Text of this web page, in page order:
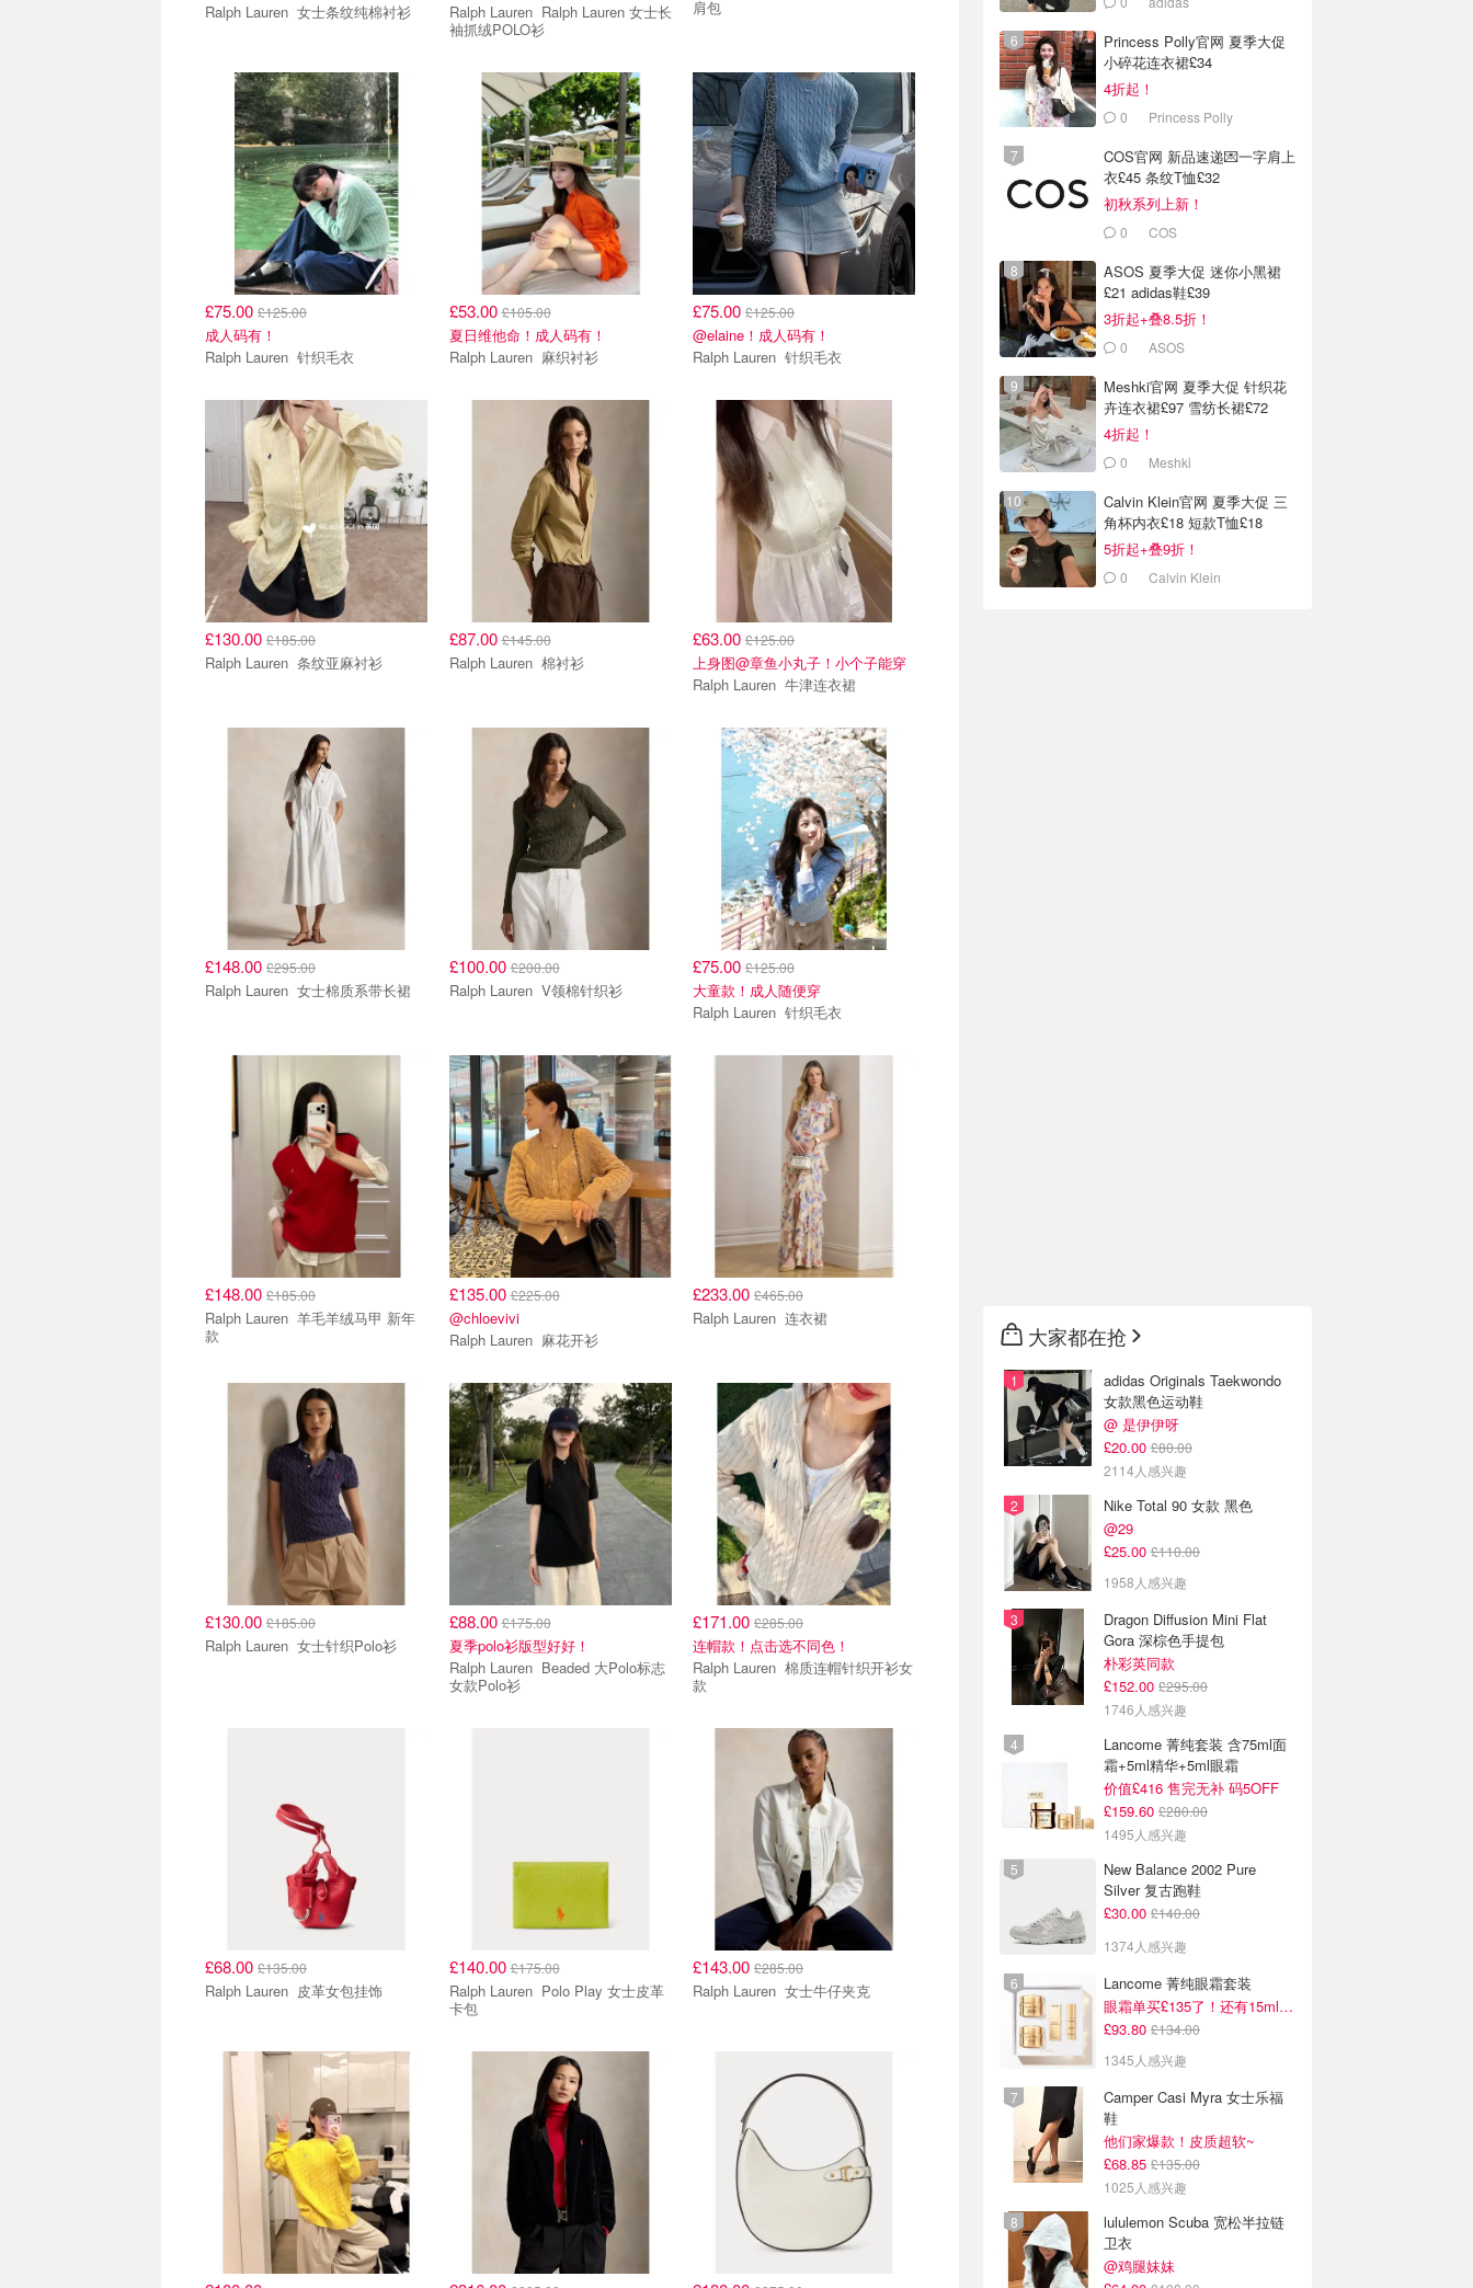
Ralph Lauren 女士条纹纯棉衬衫
Ralph Lauren Ralph Lauren 女士长
袖抓绒POLO衫
肩包
£75.00 £125.00
成人码有！
Ralph Lauren 针织毛衣
£53.00£105.00
夏日维他命！成人码有！
Ralph Lauren 麻织衬衫
£75.00 £125.00
@elaine！成人码有！
Ralph Lauren 针织毛衣
£130.00 £185.00
Ralph Lauren 条纹亚麻衬衫
£87.00£145.00
Ralph Lauren 棉衬衫
£63.00 £125.00
上身图@章鱼小丸子！小个子能穿
Ralph Lauren 牛津连衣裙
£148.00 £295.00
Ralph Lauren 女士棉质系带长裙
£100.00£200.00
Ralph Lauren V领棉针织衫
£75.00 £125.00
大童款！成人随便穿
Ralph Lauren 针织毛衣
£148.00 £185.00
Ralph Lauren 羊毛羊绒马甲 新年
款
£135.00£225.00
@chloevivi
Ralph Lauren 麻花开衫
£233.00 £465.00
Ralph Lauren 连衣裙
£130.00 £185.00
Ralph Lauren 女士针织Polo衫
£88.00£175.00
夏季polo衫版型好好！
Ralph Lauren Beaded 大Polo标志
女款Polo衫
£171.00 £285.00
连帽款！点击选不同色！
Ralph Lauren 棉质连帽针织开衫女
款
£68.00 £135.00
Ralph Lauren 皮革女包挂饰
£140.00£175.00
Ralph Lauren Polo Play 女士皮革
卡包
£143.00 £285.00
Ralph Lauren 女士牛仔夹克
Princess Polly官网 夏季大促
小碎花连衣裙£34
4折起！
0 Princess Polly
COS官网 新品速递💌一字肩上
衣£45 条纹T恤£32
初秋系列上新！
0 COS
ASOS 夏季大促 迷你小黑裙
£21 adidas鞋£39
3折起+叠8.5折！
0 ASOS
Meshki官网 夏季大促 针织花
卉连衣裙£97 雪纺长裙£72
4折起！
0 Meshki
Calvin Klein官网 夏季大促 三
角杯内衣£18 短款T恤£18
5折起+叠9折！
0 Calvin Klein
大家都在抢
adidas Originals Taekwondo
女款黑色运动鞋
@ 是伊伊呀
£20.00 £80.00
2114人感兴趣
Nike Total 90 女款 黑色
@29
£25.00 £110.00
1958人感兴趣
Dragon Diffusion Mini Flat
Gora 深棕色手提包
朴彩英同款
£152.00 £295.00
1746人感兴趣
Lancome 菁纯套装 含75ml面
霜+5ml精华+5ml眼霜
价值£416 售完无补 码5OFF
£159.60 £280.00
1495人感兴趣
New Balance 2002 Pure
Silver 复古跑鞋
£30.00 £140.00
1374人感兴趣
Lancome 菁纯眼霜套装
眼霜单买£135了！还有15ml面霜+5ml精华~！
£93.80 £134.00
1345人感兴趣
Camper Casi Myra 女士乐福
鞋
他们家爆款！皮质超软~
£68.85 £135.00
1025人感兴趣
lululemon Scuba 宽松半拉链
卫衣
@鸡腿妹妹